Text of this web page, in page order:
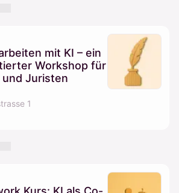
mit KI – ein
Workshop für
Juristen
1